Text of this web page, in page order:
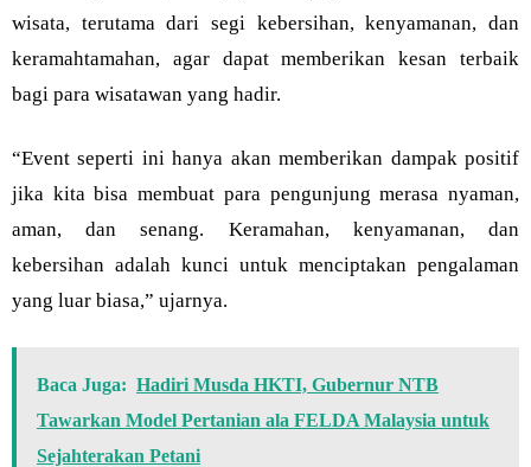
wisata, terutama dari segi kebersihan, kenyamanan, dan
keramahtamahan, agar dapat memberikan kesan terbaik
bagi para wisatawan yang hadir.
“Event seperti ini hanya akan memberikan dampak positif
jika kita bisa membuat para pengunjung merasa nyaman,
aman, dan senang. Keramahan, kenyamanan, dan
kebersihan adalah kunci untuk menciptakan pengalaman
yang luar biasa,” ujarnya.
Baca Juga: Hadiri Musda HKTI, Gubernur NTB
Tawarkan Model Pertanian ala FELDA Malaysia untuk
Sejahterakan Petani